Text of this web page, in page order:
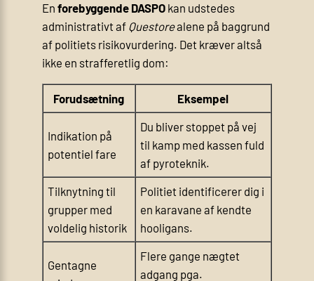
En forebyggende DASPOkan udstedes
administrativt af Questorealene på baggrund
af politiets risikovurdering. Det kræver altså
ikke en strafferetlig dom:
Forudsætning Eksempel
Indikation på
potentiel fare
Du bliver stoppet på vej
til kamp med kassen fuld
af pyroteknik.
Tilknytning til
grupper med
voldelig historik
Politiet identificerer dig i
en karavane af kendte
hooligans.
Gentagne
Flere gange nægtet
adgang pga.